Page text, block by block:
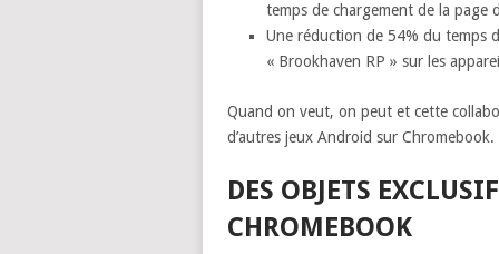
temps de chargement de la page
Une réduction de 54% du temps
« Brookhaven RP » sur les
Quand on veut, on peut et cette
d’autres jeux Android sur Chromebook.
DES OBJETS
CHROMEBOOK